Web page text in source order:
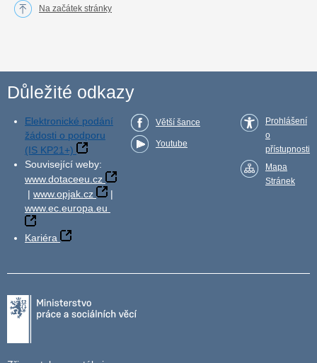
Na začátek stránky
Důležité odkazy
Elektronické podání
žádosti o podporu
(IS KP21+)
Související weby:
www.dotaceeu.cz
| www.opjak.cz
|
www.ec.europa.eu
Kariéra
Větší šance
Youtube
Prohlášení
o
přístupnosti
Mapa
Stránek